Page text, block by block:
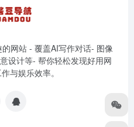
网站 - 覆盖AI写作对话- 图像
设计等- 帮你轻松发现好用网
与娱乐效率。